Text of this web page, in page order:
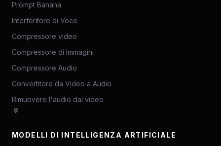
Prompt Banana
Interferitore di Voce
Compressore video
Compressore di Immagini
Compressore Audio
Convertitore da Video a Audio
Rimuovere l'audio dal video
MODELLI DI INTELLIGENZA ARTIFICIALE